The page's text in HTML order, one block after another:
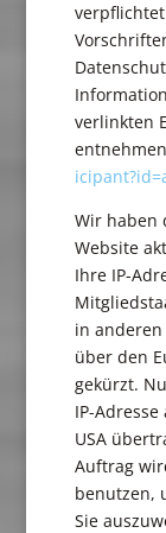
verlinkten
Wir haben
Website
Ihre IP-
in anderen
über den
gekürzt.
IP-
USA
Auftrag
benutzen,
Sie